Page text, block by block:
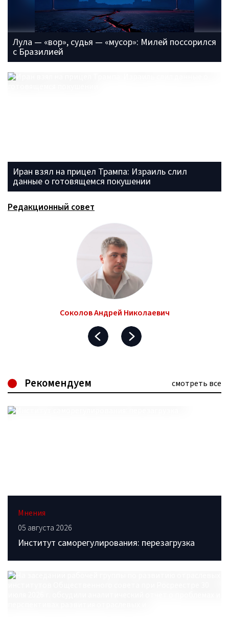
Лула — «вор», судья — «мусор»: Милей поссорился
с Бразилией
Иран взял на прицел Трампа: Израиль слил
данные о готовящемся покушении
Редакционный совет
Соколов Андрей Николаевич
Рекомендуем смотреть все
Мнения
05 августа 2026
Институт саморегулирования: перезагрузка